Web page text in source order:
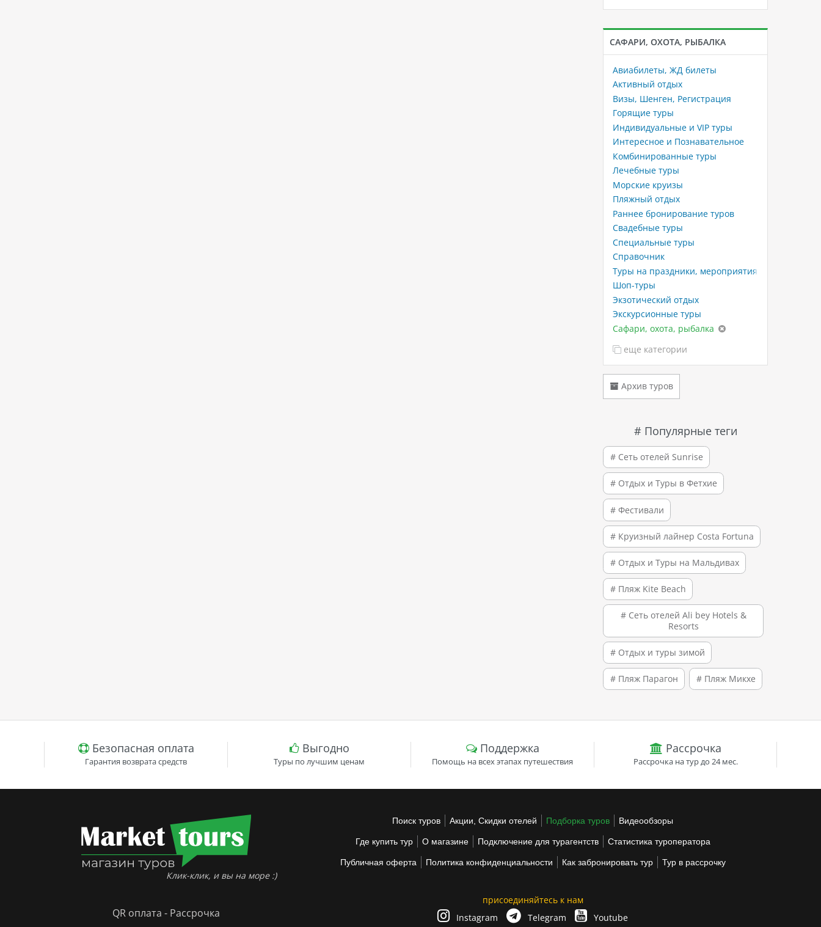
САФАРИ, ОХОТА, РЫБАЛКА
Авиабилеты, ЖД билеты
Активный отдых
Визы, Шенген, Регистрация
Горящие туры
Индивидуальные и VIP туры
Интересное и Познавательное
Комбинированные туры
Лечебные туры
Морские круизы
Пляжный отдых
Раннее бронирование туров
Свадебные туры
Специальные туры
Справочник
Туры на праздники, мероприятия
Шоп-туры
Экзотический отдых
Экскурсионные туры
Сафари, охота, рыбалка
еще категории
Архив туров
# Популярные теги
# Сеть отелей Sunrise
# Отдых и Туры в Фетхие
# Фестивали
# Круизный лайнер Costa Fortuna
# Отдых и Туры на Мальдивах
# Пляж Kite Beach
# Сеть отелей Ali bey Hotels &
Resorts
# Отдых и туры зимой
# Пляж Парагон # Пляж Микхе
Безопасная оплата
Гарантия возврата средств
Выгодно
Туры по лучшим ценам
Поддержка
Помощь на всех этапах путешествия
Рассрочка
Рассрочка на тур до 24 мес.
Клик-клик, и вы на море :)
QR оплата - Рассрочка
Поиск туров Акции, Скидки отелей Подборка туров Видеообзоры
Где купить тур О магазине Подключение для турагентств Статистика туроператора
Публичная оферта Политика конфиденциальности Как забронировать тур Тур в рассрочку
присоединяйтесь к нам
Instagram
Telegram Youtube